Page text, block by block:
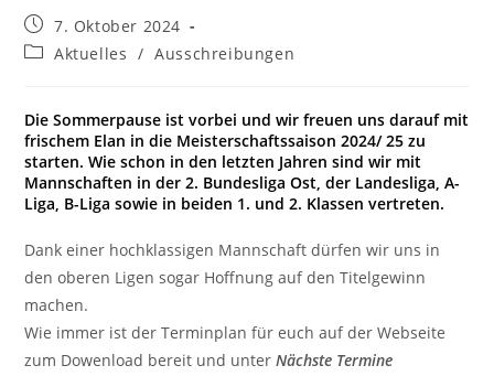
Beitrag
veröffentlicht:
7. Oktober 2024
Beitrags-
Aktuelles / Ausschreibungen
Die Sommerpause ist vorbei und wir freuen uns darauf mit
frischem Elan in die Meisterschaftssaison 2024/ 25 zu
starten. Wie schon in den letzten Jahren sind wir mit
Mannschaften in der 2. Bundesliga Ost, der Landesliga, A-
Liga, B-Liga sowie in beiden 1. und 2. Klassen vertreten.
Dank einer hochklassigen Mannschaft dürfen wir uns in
den oberen Ligen sogar Hoffnung auf den Titelgewinn
machen.
Wie immer ist der Terminplan für euch auf der Webseite
zum Dowenload bereit und unterNächste Termine